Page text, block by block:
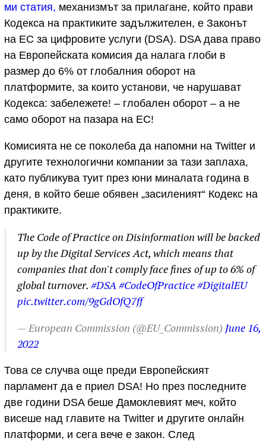
ми статия, механизмът за прилагане, който прави
Кодекса на практиките задължителен, е Законът
на ЕС за цифровите услуги (DSA). DSA дава право
на Европейската комисия да налага глоби в
размер до 6% от глобалния оборот на
платформите, за които установи, че нарушават
Кодекса: забележете! – глобален оборот – а не
само оборот на пазара на ЕС!
Комисията не се поколеба да напомни на Twitter и
другите технологични компании за тази заплаха,
като публикува туит през юни миналата година в
деня, в който беше обявен „засиленият“ Кодекс на
практиките.
The Code of Practice on Disinformation will be backed
up by the Digital Services Act, which means that
companies that don't comply face fines of up to 6% of
global turnover. #DSA #CodeOfPractice#DigitalEU
pic.twitter.com/9gGdOfQ7ff
— European Commission (@EU_Commission) June 16,
2022
Това се случва още преди Европейският
парламент да е приел DSA! Но през последните
две години DSA беше Дамоклевият меч, който
висеше над главите на Twitter и другите онлайн
платформи, и сега вече е закон. След